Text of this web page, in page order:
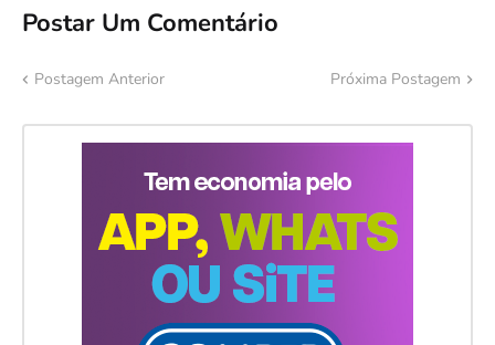
Postar Um Comentário
Postagem Anterior Próxima Postagem